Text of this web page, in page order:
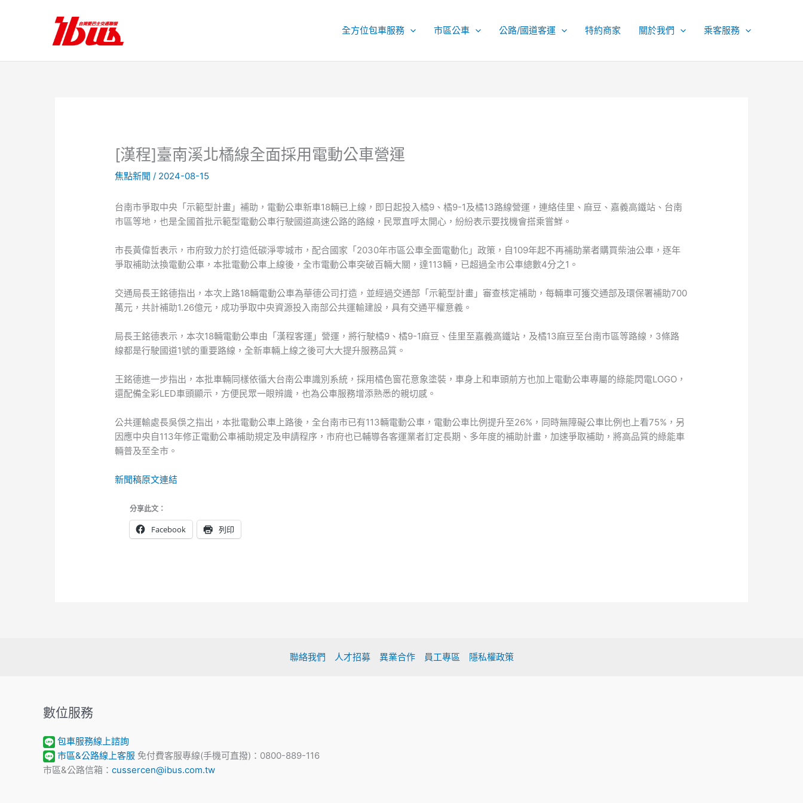
內
全方位包車服務 市區公車 公路/國道客運 特約商家 關於我們 乘客服務
[漢程]臺南溪北橘線全面採用電動公車營運
焦點新聞 / 2024-08-15
台南市爭取中央「示範型計畫」補助，電動公車新車18輛已上線，即日起投入橘9、橘9-1及橘13路線營運，連絡佳里、麻豆、嘉義高鐵站、台南
市區等地，也是全國首批示範型電動公車行駛國道高速公路的路線，民眾直呼太開心，紛紛表示要找機會搭乘嘗鮮。
市長黃偉哲表示，市府致力於打造低碳淨零城市，配合國家「2030年市區公車全面電動化」政策，自109年起不再補助業者購買柴油公車，逐年
爭取補助汰換電動公車，本批電動公車上線後，全市電動公車突破百輛大關，達113輛，已超過全市公車總數4分之1。
交通局長王銘德指出，本次上路18輛電動公車為華德公司打造，並經過交通部「示範型計畫」審查核定補助，每輛車可獲交通部及環保署補助700
萬元，共計補助1.26億元，成功爭取中央資源投入南部公共運輸建設，具有交通平權意義。
局長王銘德表示，本次18輛電動公車由「漢程客運」營運，將行駛橘9、橘9-1麻豆、佳里至嘉義高鐵站，及橘13麻豆至台南市區等路線，3條路
線都是行駛國道1號的重要路線，全新車輛上線之後可大大提升服務品質。
王銘德進一步指出，本批車輛同樣依循大台南公車識別系統，採用橘色窗花意象塗裝，車身上和車頭前方也加上電動公車專屬的綠能閃電LOGO，
還配備全彩LED車頭顯示，方便民眾一眼辨識，也為公車服務增添熟悉的親切感。
公共運輸處長吳俁之指出，本批電動公車上路後，全台南市已有113輛電動公車，電動公車比例提升至26%，同時無障礙公車比例也上看75%，另
因應中央自113年修正電動公車補助規定及申請程序，市府也已輔導各客運業者訂定長期、多年度的補助計畫，加速爭取補助，將高品質的綠能車
輛普及至全市。
新聞稿原文連結
分享此文：
Facebook 列印
聯絡我們 人才招募 異業合作 員工專區 隱私權政策
數位服務
包車服務線上諮詢
市區&公路線上客服 免付費客服專線(手機可直撥)：0800-889-116
市區&公路信箱： cussercen@ibus.com.tw